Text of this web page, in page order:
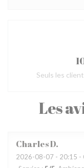
Les
CharlesD
2026-08-07 - 20:15 -
Seuls les